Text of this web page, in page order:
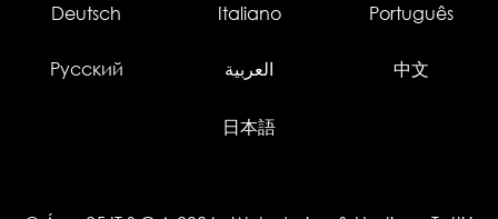
Deutsch Italiano Português
Русский العربية 中文
日本語